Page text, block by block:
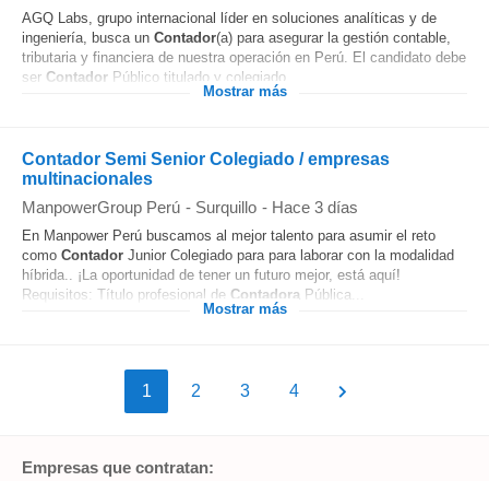
AGQ Labs, grupo internacional líder en soluciones analíticas y de
ingeniería, busca un Contador(a) para asegurar la gestión contable,
tributaria y financiera de nuestra operación en Perú. El candidato debe
ser Contador Público titulado y colegiado...
Mostrar más
Contador Semi Senior Colegiado / empresas
multinacionales
ManpowerGroup Perú - Surquillo - Hace 3 días
En Manpower Perú buscamos al mejor talento para asumir el reto
como Contador Junior Colegiado para para laborar con la modalidad
híbrida.. ¡La oportunidad de tener un futuro mejor, está aquí!
Requisitos: Título profesional de Contadora Pública...
Mostrar más
1 2 3 4
Empresas que contratan: